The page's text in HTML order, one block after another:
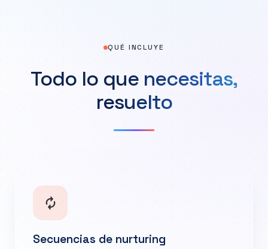
QUÉ INCLUYE
Todo lo que necesitas,
resuelto
Secuencias de nurturing